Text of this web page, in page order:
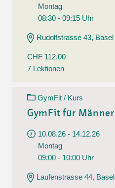
Montag
08:30 - 09:15 Uhr
Rudolfstrasse 43, Basel
CHF 112.00
7 Lektionen
GymFit / Kurs
GymFit für Männer
10.08.26 - 14.12.26
Montag
09:00 - 10:00 Uhr
Laufenstrasse 44, Basel